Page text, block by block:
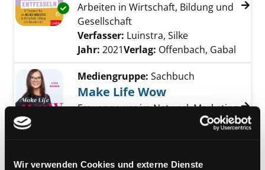
Wir verwenden Cookies und externe Dienste
Exemplar-Details von Lebendigkeit
Arbeiten in Wirtschaft, Bildung und
Gesellschaft
Verfasser: Luinstra, Silke
Jahr: 2021Verlag: Offenbach, Gabal
Exemplar-Details von Make Life Wow
Mediengruppe: Sachbuch
Make Life Wow
Frauenpower im Network Marketing
Suche nach
Mediengruppe:Sachbuch